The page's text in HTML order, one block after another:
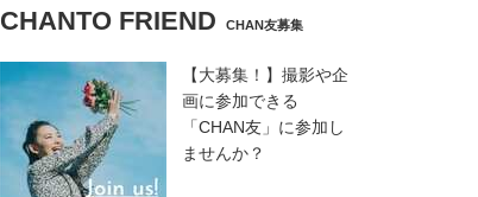
CHANTO FRIEND CHAN友募集
【大募集！】撮影や企
画に参加できる
「CHAN友」に参加し
ませんか？